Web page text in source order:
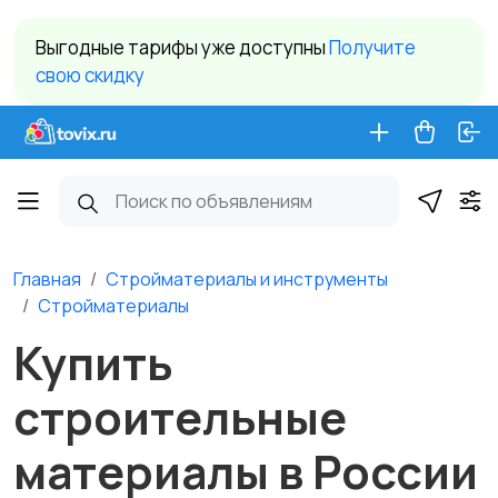
Выгодные тарифы уже доступныПолучите
свою скидку
Главная
Стройматериалы и инструменты
Стройматериалы
Купить
строительные
материалы в России